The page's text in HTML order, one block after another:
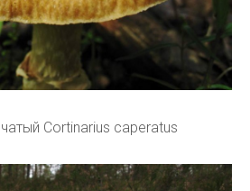
Cortinarius caperatus